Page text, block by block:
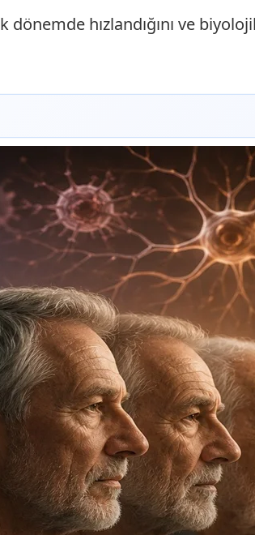
hızlandığını ve